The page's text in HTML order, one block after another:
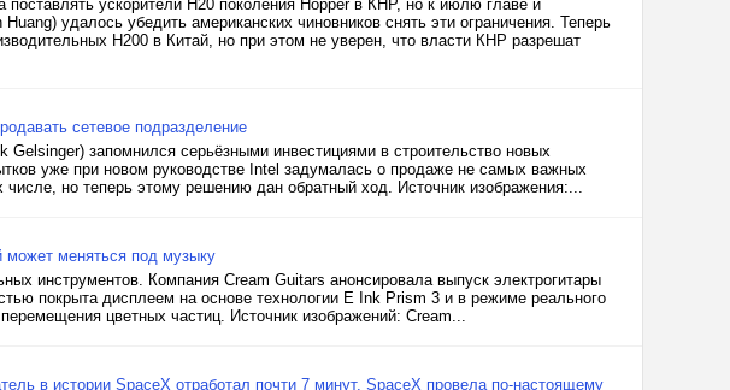
ускорители H20 поколения Hopper в КНР, но к июлю главе и
удалось убедить американских чиновников снять эти ограничения. Теперь
H200 в Китай, но при этом не уверен, что власти КНР разрешат
сетевое подразделение
Gelsinger) запомнился серьёзными инвестициями в строительство новых
уже при новом руководстве Intel задумалась о продаже не самых важных
числе, но теперь этому решению дан обратный ход. Источник изображения:...
может меняться под музыку
инструментов. Компания Cream Guitars анонсировала выпуск электрогитары
покрыта дисплеем на основе технологии E Ink Prism 3 и в режиме реального
цветных частиц. Источник изображений: Cream...
в истории SpaceX отработал почти 7 минут. SpaceX провела по-настоящему